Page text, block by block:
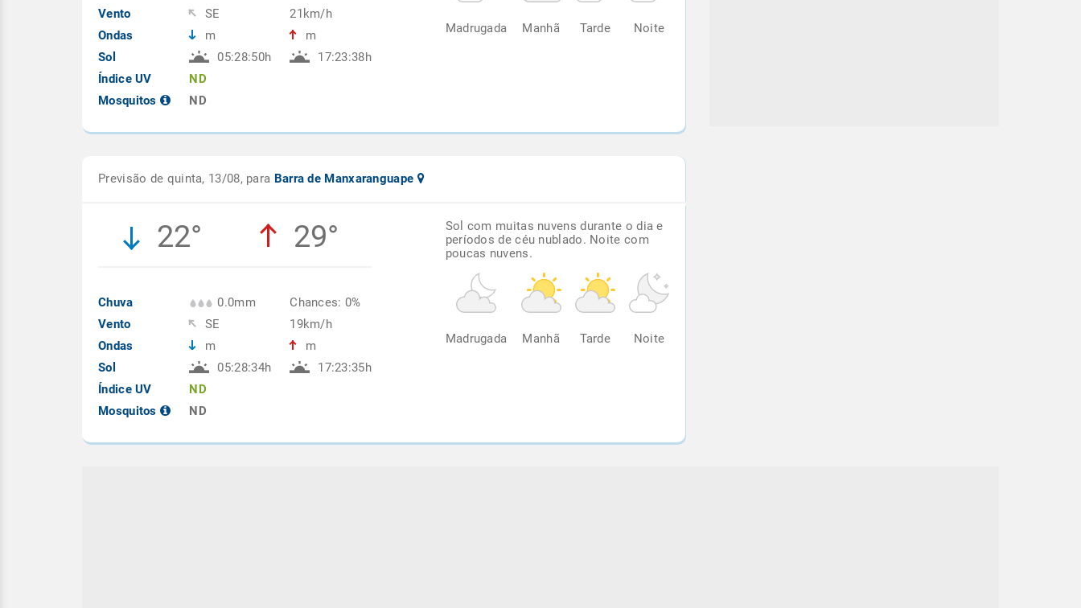
Vento
Ondas
Sol
Índice UV
Mosquitos
SE
m
05:28:50h
ND
ND
21km/h
m
17:23:38h
Madrugada Manhã Tarde Noite
Previsão de quinta, 13/08, para Barra de Manxaranguape
22° 29°
Chuva
Vento
Ondas
Sol
Índice UV
Mosquitos
0.0mm
SE
m
05:28:34h
ND
ND
Chances: 0%
19km/h
m
17:23:35h
Sol com muitas nuvens durante o dia e
períodos de céu nublado. Noite com
poucas nuvens.
Madrugada Manhã Tarde Noite